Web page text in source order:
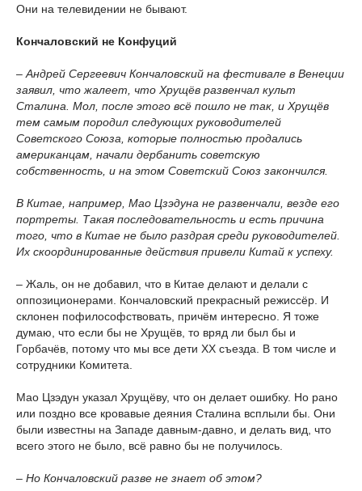
Они на телевидении не бывают.
Кончаловский не Конфуций
– Андрей Сергеевич Кончаловский на фестивале в Венеции
заявил, что жалеет, что Хрущёв развенчал культ
Сталина. Мол, после этого всё пошло не так, и Хрущёв
тем самым породил следующих руководителей
Советского Союза, которые полностью продались
американцам, начали дербанить советскую
собственность, и на этом Советский Союз закончился.
В Китае, например, Мао Цзэдуна не развенчали, везде его
портреты. Такая последовательность и есть причина
того, что в Китае не было раздрая среди руководителей.
Их скоординированные действия привели Китай к успеху.
– Жаль, он не добавил, что в Китае делают и делали с
оппозиционерами. Кончаловский прекрасный режиссёр. И
склонен пофилософствовать, причём интересно. Я тоже
думаю, что если бы не Хрущёв, то вряд ли был бы и
Горбачёв, потому что мы все дети XX съезда. В том числе и
сотрудники Комитета.
Мао Цзэдун указал Хрущёву, что он делает ошибку. Но рано
или поздно все кровавые деяния Сталина всплыли бы. Они
были известны на Западе давным-давно, и делать вид, что
всего этого не было, всё равно бы не получилось.
– Но Кончаловский разве не знает об этом?